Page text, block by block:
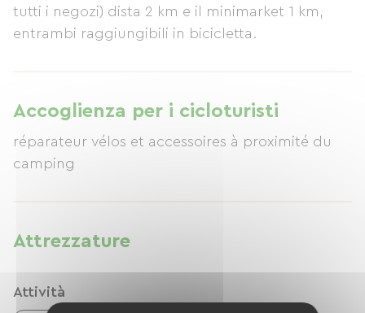
tutti i negozi) dista 2 km e il minimarket 1 km,
entrambi raggiungibili in bicicletta.
Accoglienza per i cicloturisti
réparateur vélos et accessoires à proximité du
camping
Attrezzature
Attività